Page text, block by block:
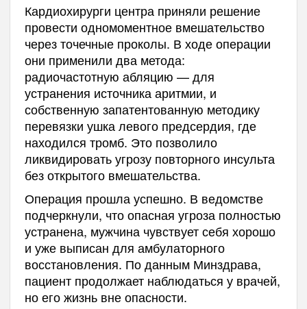
Кардиохирурги центра приняли решение
провести одномоментное вмешательство
через точечные проколы. В ходе операции
они применили два метода:
радиочастотную абляцию — для
устранения источника аритмии, и
собственную запатентованную методику
перевязки ушка левого предсердия, где
находился тромб. Это позволило
ликвидировать угрозу повторного инсульта
без открытого вмешательства.
Операция прошла успешно. В ведомстве
подчеркнули, что опасная угроза полностью
устранена, мужчина чувствует себя хорошо
и уже выписан для амбулаторного
восстановления. По данным Минздрава,
пациент продолжает наблюдаться у врачей,
но его жизнь вне опасности.